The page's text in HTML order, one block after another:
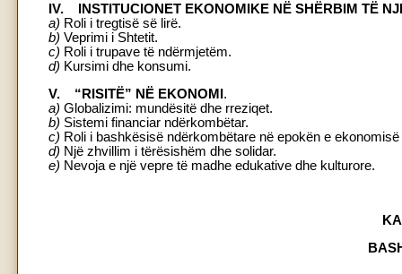
IV. INSTITUCIONET EKONOMIKE NË SHËRBIM TË
a) Roli i tregtisë së lirë.
b) Veprimi i Shtetit.
c) Roli i trupave të ndërmjetëm.
d) Kursimi dhe konsumi.
V. “RISITË” NË EKONOMI.
a) Globalizimi: mundësitë dhe rreziqet.
b) Sistemi financiar ndërkombëtar.
c) Roli i bashkësisë ndërkombëtare në epokën e ekonomisë
d) Një zhvillim i tërësishëm dhe solidar.
e) Nevoja e një vepre të madhe edukative dhe kulturore.